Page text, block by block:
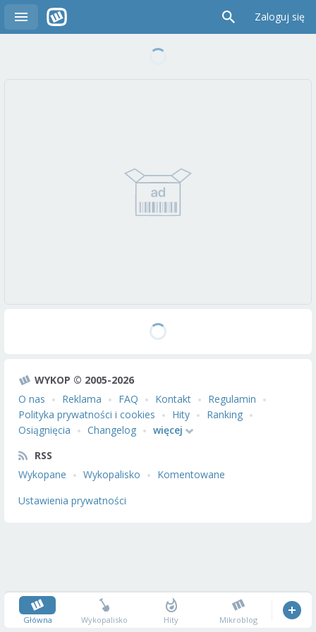
Zaloguj się
WYKOP © 2005-2026
O nas
Reklama FAQ Kontakt
Regulamin
Polityka prywatności i cookies
Hity
Ranking
Osiągnięcia
Changelog
więcej
RSS
Wykopane
Wykopalisko
Komentowane
Ustawienia prywatności
Główna Wykopalisko Hity Mikroblog